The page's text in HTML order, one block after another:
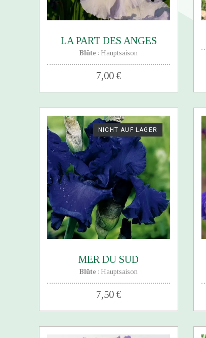
LA PART DES ANGES
7,00 €
Blüte : Hauptsaison
MER DU SUD
7,50 €
Blüte : Hauptsaison
NICHT AUF LAGER